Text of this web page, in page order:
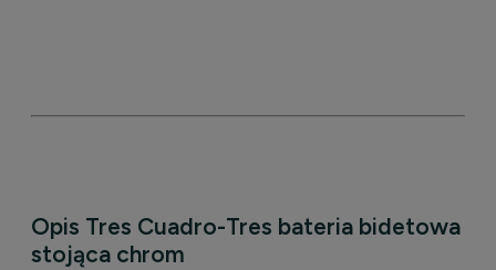
Opis Tres Cuadro-Tres bateria bidetowa
stojąca chrom